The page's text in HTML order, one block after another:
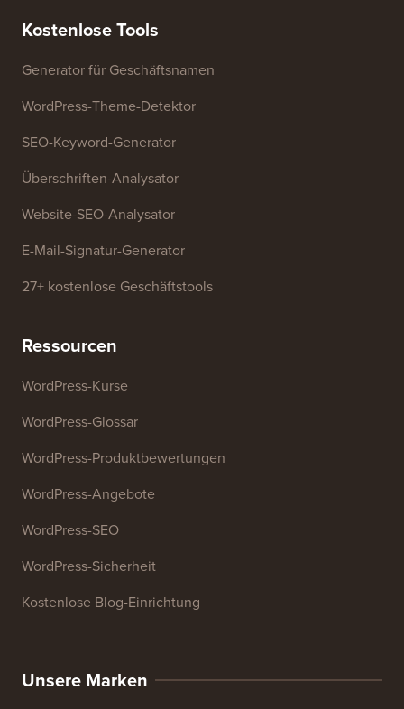
Presse & Marken-Assets
Kostenlose Tools
Generator für Geschäftsnamen
WordPress-Theme-Detektor
SEO-Keyword-Generator
Website-SEO-Analysator
E-Mail-Signatur-Generator
27+ kostenlose Geschäftstools
Ressourcen
WordPress-Kurse
WordPress-Glossar
WordPress-Produktbewertungen
WordPress-SEO